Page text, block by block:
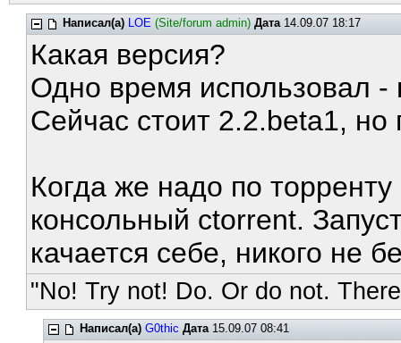
Написал(а) LOE (Site/forum admin) Дата14.09.07 18:17
Какая версия?
Одно время использовал
Сейчас стоит 2.2.beta1, но
Когда же надо по
консольный ctorrent.
качается себе, никого не
"No! Try not! Do. Or do not.
Написал(а) G0thic Дата15.09.07 08:41